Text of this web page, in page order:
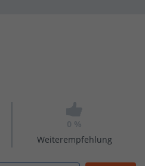
0 %
Weiterempfehlung